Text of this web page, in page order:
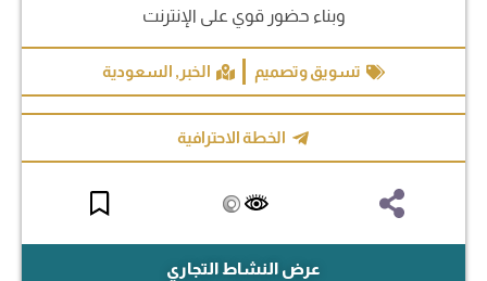
وبناء حضور قوي على الإنترنت
تسويق وتصميم الخبر , السعودية
الخطة الاحترافية
عرض النشاط التجاري